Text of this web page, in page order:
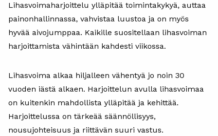
Lihasvoimaharjoittelu ylläpitää toimintakykyä, auttaa
painonhallinnassa, vahvistaa luustoa ja on myös
hyvää aivojumppaa. Kaikille suositellaan lihasvoiman
harjoittamista vähintään kahdesti viikossa.
Lihasvoima alkaa hiljalleen vähentyä jo noin 30
vuoden iästä alkaen. Harjoittelun avulla lihasvoimaa
on kuitenkin mahdollista ylläpitää ja kehittää.
Harjoittelussa on tärkeää säännöllisyys,
nousujohteisuus ja riittävän suuri vastus.